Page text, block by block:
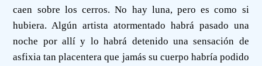
caen sobre los cerros. No hay luna, pero es como si
hubiera. Algún artista atormentado habrá pasado una
noche por allí y lo habrá detenido una sensación de
asfixia tan placentera que jamás su cuerpo habría podido